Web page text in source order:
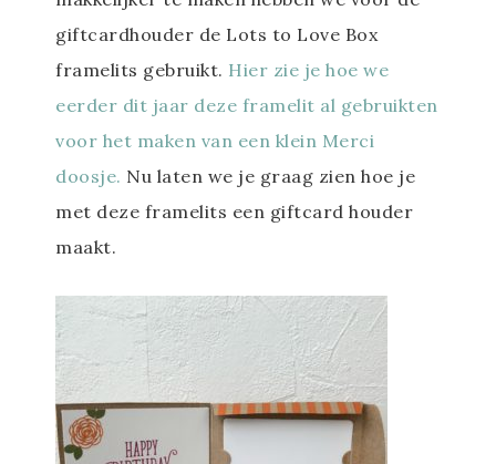
giftcardhouder de Lots to Love Box
framelits gebruikt. Hier zie je hoe we
eerder dit jaar deze framelit al gebruikten
voor het maken van een klein Merci
doosje. Nu laten we je graag zien hoe je
met deze framelits een giftcard houder
maakt.